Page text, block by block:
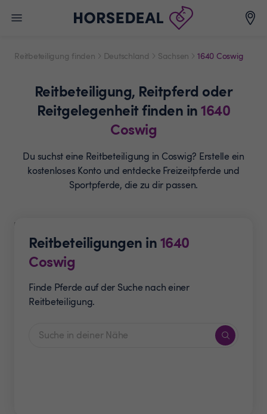
Reitbeteiligung finden Deutschland Sachsen 1640 Coswig
Reitbeteiligung, Reitpferd oder
Reitgelegenheitfinden in1640
Coswig
Du suchst eine Reitbeteiligung in Coswig? Erstelle ein
kostenloses Konto und entdecke Freizeitpferde und
Sportpferde, die zu dir passen.
Reitbeteiligungen in1640
Coswig
Finde Pferde auf der Suche nach einer
Reitbeteiligung.